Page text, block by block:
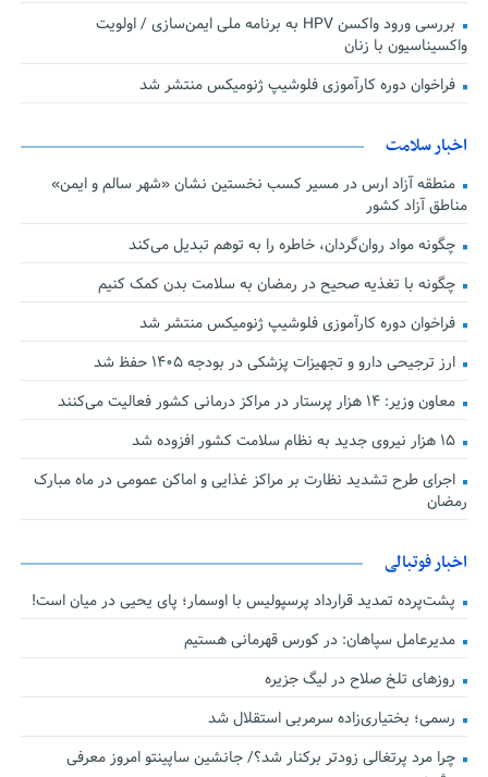
بررسی ورود واکسن HPV به برنامه ملی ایمن‌سازی / اولویت
واکسیناسیون با زنان
فراخوان دوره کارآموزی فلوشیپ ژنومیکس منتشر شد
اخبار سلامت
منطقه آزاد ارس در مسیر کسب نخستین نشان «شهر سالم و ایمن»
مناطق آزاد کشور
چگونه مواد روان‌گردان، خاطره را به توهم تبدیل می‌کند
چگونه با تغذیه صحیح در رمضان به سلامت بدن کمک کنیم
فراخوان دوره کارآموزی فلوشیپ ژنومیکس منتشر شد
ارز ترجیحی دارو و تجهیزات پزشکی در بودجه ۱۴۰۵ حفظ شد
معاون وزیر: ۱۴ هزار پرستار در مراکز درمانی کشور فعالیت می‌کنند
۱۵ هزار نیروی جدید به نظام سلامت کشور افزوده شد
اجرای طرح تشدید نظارت بر مراکز غذایی و اماکن عمومی در ماه مبارک
رمضان
اخبار فوتبالی
پشت‌پرده تمدید قرارداد پرسپولیس با اوسمار؛ پای یحیی در میان است!
مدیرعامل سپاهان: در کورس قهرمانی هستیم
روزهای تلخ صلاح در لیگ جزیره
رسمی؛ بختیاری‌زاده سرمربی استقلال شد
چرا مرد پرتغالی زودتر برکنار شد؟/ جانشین ساپینتو امروز معرفی